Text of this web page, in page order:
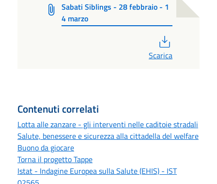
Sabati Siblings - 28 febbraio - 1
4 marzo
Scarica
Contenuti correlati
Lotta alle zanzare - gli interventi nelle caditoie stradali
Salute, benessere e sicurezza alla cittadella del welfare
Buono da giocare
Torna il progetto Tappe
Istat - Indagine Europea sulla Salute (EHIS) - IST